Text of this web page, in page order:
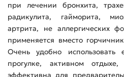
при лечении бронхита,
радикулита, гайморита,
артрита, не аллергических
применяется вместо
Очень удобно
прогулке, активном
эффективна для